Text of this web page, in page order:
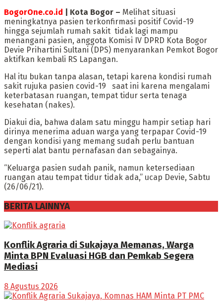
BogorOne.co.id | Kota Bogor – Melihat situasi
meningkatnya pasien terkonfirmasi positif Covid-19
hingga sejumlah rumah sakit tidak lagi mampu
menangani pasien, anggota Komisi IV DPRD Kota Bogor
Devie Prihartini Sultani (DPS) menyarankan Pemkot Bogor
aktifkan kembali RS Lapangan.
Hal itu bukan tanpa alasan, tetapi karena kondisi rumah
sakit rujuka pasien covid-19 saat ini karena mengalami
keterbatasan ruangan, tempat tidur serta tenaga
kesehatan (nakes).
Diakui dia, bahwa dalam satu minggu hampir setiap hari
dirinya menerima aduan warga yang terpapar Covid-19
dengan kondisi yang memang sudah perlu bantuan
seperti alat bantu pernafasan dan sebagainya.
“Keluarga pasien sudah panik, namun ketersediaan
ruangan atau tempat tidur tidak ada,” ucap Devie, Sabtu
(26/06/21).
BERITA LAINNYA
Konflik Agraria di Sukajaya Memanas, Warga
Minta BPN Evaluasi HGB dan Pemkab Segera
Mediasi
8 Agustus 2026